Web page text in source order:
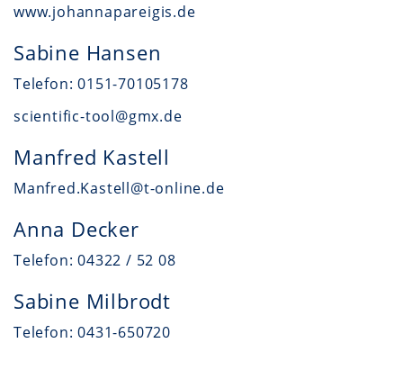
www.johannapareigis.de
Sabine Hansen
Telefon: 0151-70105178
scientific-tool@gmx.de
Manfred Kastell
Manfred.Kastell@t-online.de
Anna Decker
Telefon: 04322 / 52 08
Sabine Milbrodt
Telefon: 0431-650720